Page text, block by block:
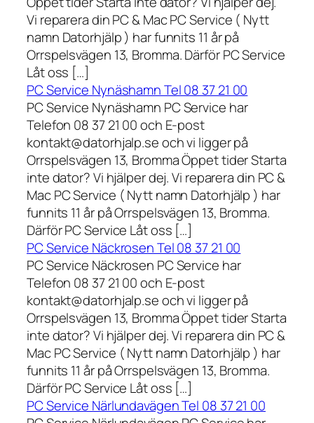
Vi reparera din PC & Mac PC Service ( Nytt
namn Datorhjälp ) har funnits 11 år på
Orrspelsvägen 13, Bromma. Därför PC Service
Låt oss […]
PC Service Nynäshamn Tel 08 37 21 00
PC Service Nynäshamn PC Service har
Telefon 08 37 21 00 och E-post
kontakt@datorhjalp.se och vi ligger på
Orrspelsvägen 13, Bromma Öppet tider Starta
inte dator? Vi hjälper dej. Vi reparera din PC &
Mac PC Service ( Nytt namn Datorhjälp ) har
funnits 11 år på Orrspelsvägen 13, Bromma.
Därför PC Service Låt oss […]
PC Service Näckrosen Tel 08 37 21 00
PC Service Näckrosen PC Service har
Telefon 08 37 21 00 och E-post
kontakt@datorhjalp.se och vi ligger på
Orrspelsvägen 13, Bromma Öppet tider Starta
inte dator? Vi hjälper dej. Vi reparera din PC &
Mac PC Service ( Nytt namn Datorhjälp ) har
funnits 11 år på Orrspelsvägen 13, Bromma.
Därför PC Service Låt oss […]
PC Service Närlundavägen Tel 08 37 21 00